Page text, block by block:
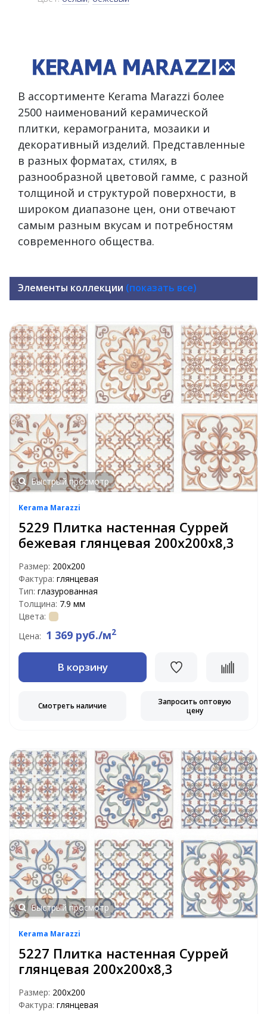
В ассортименте Kerama Marazzi более
2500 наименований керамической
плитки, керамогранита, мозаики и
декоративный изделий. Представленные
в разных форматах, стилях, в
разнообразной цветовой гамме, с разной
толщиной и структурой поверхности, в
широком диапазоне цен, они отвечают
самым разным вкусам и потребностям
современного общества.
Элементы коллекции (показать все)
Быстрый просмотр
Kerama Marazzi
5229 Плитка настенная Суррей
бежевая глянцевая 200х200х8,3
Размер: 200х200
Фактура: глянцевая
Тип: глазурованная
Толщина: 7.9 мм
Цвета:
Цена: 1 369 руб./м2
В корзину
Смотреть наличие
Запросить оптовую
цену
Быстрый просмотр
Kerama Marazzi
5227 Плитка настенная Суррей
глянцевая 200х200х8,3
Размер: 200х200
Фактура: глянцевая